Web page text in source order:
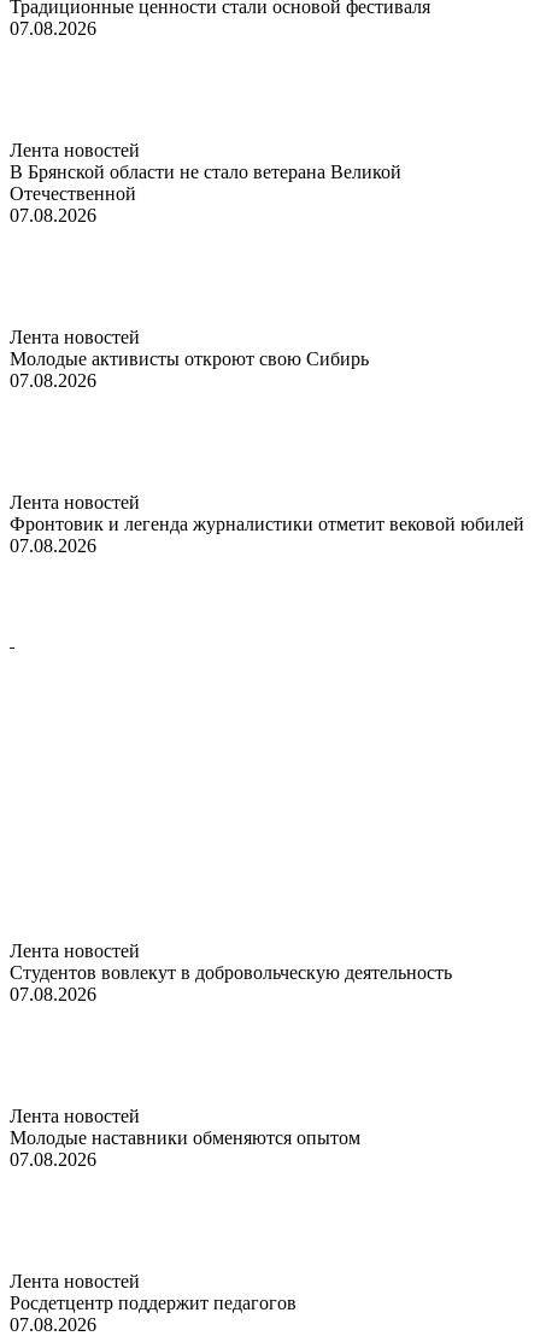
Традиционные ценности стали основой фестиваля
07.08.2026
Лента новостей
В Брянской области не стало ветерана Великой
Отечественной
07.08.2026
Лента новостей
Молодые активисты откроют свою Сибирь
07.08.2026
Лента новостей
Фронтовик и легенда журналистики отметит вековой юбилей
07.08.2026
Лента новостей
Студентов вовлекут в добровольческую деятельность
07.08.2026
Лента новостей
Молодые наставники обменяются опытом
07.08.2026
Лента новостей
Росдетцентр поддержит педагогов
07.08.2026